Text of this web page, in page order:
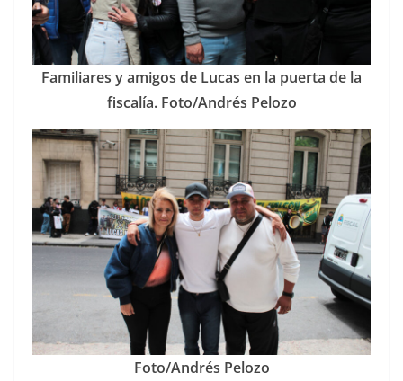
Familiares y amigos de Lucas en la puerta de la
fiscalía. Foto/Andrés Pelozo
Foto/Andrés Pelozo